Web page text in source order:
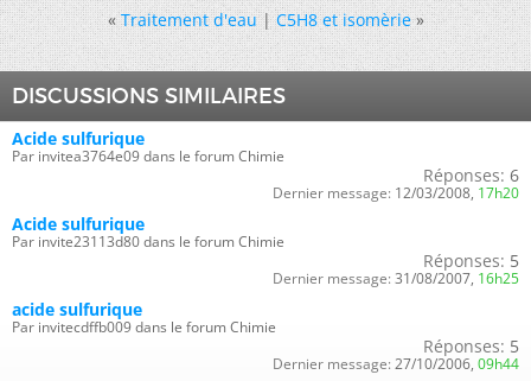
« Traitement d'eau|C5H8 et isomèrie »
DISCUSSIONS SIMILAIRES
Acide sulfurique
Par invitea3764e09 dans le forum Chimie
Réponses: 6
Dernier message: 12/03/2008, 17h20
Acide sulfurique
Par invite23113d80 dans le forum Chimie
Réponses: 5
Dernier message: 31/08/2007, 16h25
acide sulfurique
Par invitecdffb009 dans le forum Chimie
Réponses: 5
Dernier message: 27/10/2006, 09h44